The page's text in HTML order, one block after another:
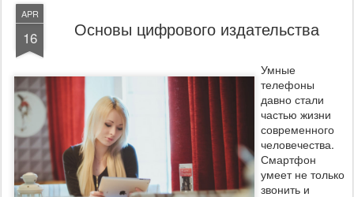
APR
16 Основы цифрового издательства
Умные
телефоны
давно стали
частью жизни
современного
человечества.
Смартфон
умеет не только
звонить и